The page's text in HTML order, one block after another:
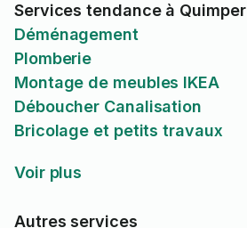
Services tendance à Quimper
Déménagement
Plomberie
Montage de meubles IKEA
Déboucher Canalisation
Bricolage et petits travaux
Voir plus
Autres services